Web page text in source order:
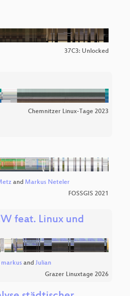
37C3: Unlocked
Chemnitzer Linux-Tage 2023
and Markus Neteler
FOSSGIS 2021
feat. Linux und
markusand Julian
Grazer Linuxtage 2026